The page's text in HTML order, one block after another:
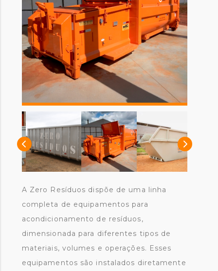
A Zero Resíduos dispõe de uma linha
completa de equipamentos para
acondicionamento de resíduos,
dimensionada para diferentes tipos de
materiais, volumes e operações. Esses
equipamentos são instalados diretamente